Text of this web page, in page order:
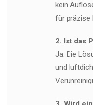
kein
für präzise
2. Ist das
Ja. Die
und